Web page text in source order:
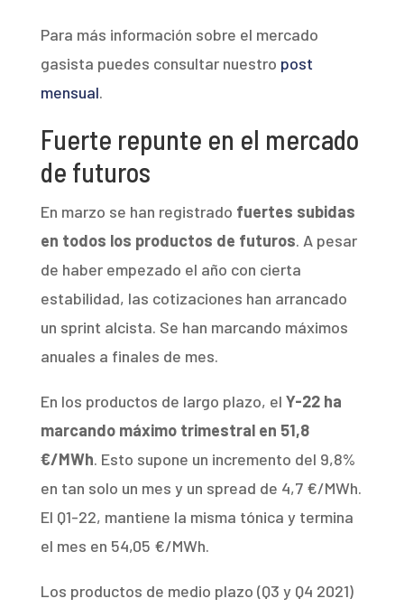
Para más información sobre el mercado
gasista puedes consultar nuestro post
mensual.
Fuerte repunte en el mercado
de futuros
En marzo se han registrado fuertes subidas
en todos los productos de futuros. A pesar
de haber empezado el año con cierta
estabilidad, las cotizaciones han arrancado
un sprint alcista. Se han marcando máximos
anuales a finales de mes.
En los productos de largo plazo, el Y-22 ha
marcando máximo trimestral en 51,8
€/MWh. Esto supone un incremento del 9,8%
en tan solo un mes y un spread de 4,7 €/MWh.
El Q1-22, mantiene la misma tónica y termina
el mes en 54,05 €/MWh.
Los productos de medio plazo (Q3 y Q4 2021)